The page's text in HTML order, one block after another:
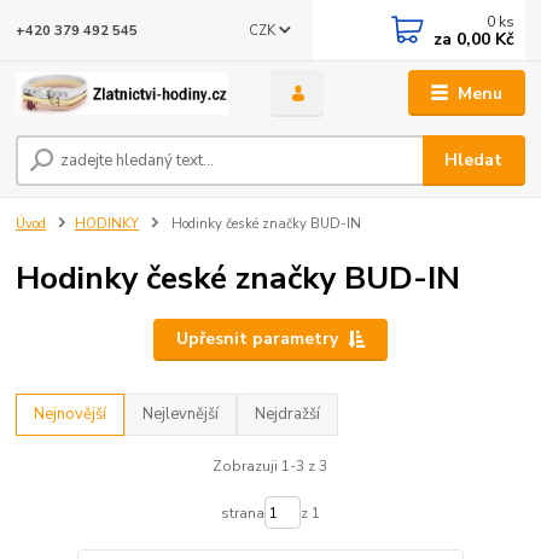
Menu
CZK
Hledat
+420 379 492 545 0 ks
za 0,00 Kč
Úvod HODINKY Hodinky české značky BUD-IN
Hodinky české značky BUD-IN
Upřesnit parametry
Nejnovější Nejlevnější Nejdražší
Zobrazuji 1-3 z 3
strana z 1